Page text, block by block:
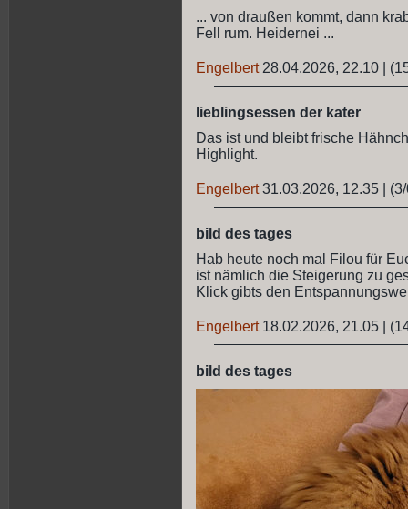
... von draußen kommt, dann
Fell rum. Heidernei ...
Engelbert 28.04.2026, 22.10
lieblingsessen der kater
Das ist und bleibt frische
Highlight.
Engelbert 31.03.2026, 12.35
bild des tages
Hab heute noch mal Filou für
ist nämlich die Steigerung zu
Klick gibts den
Engelbert 18.02.2026, 21.05
bild des tages